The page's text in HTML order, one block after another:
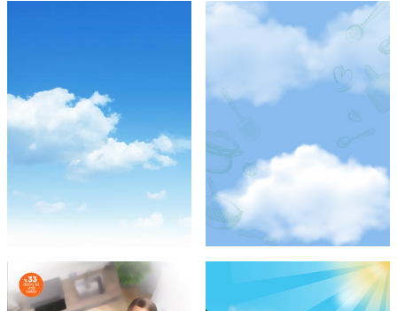
Ayçiçek Şef Gibi